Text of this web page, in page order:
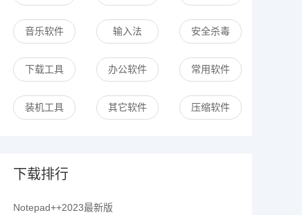
音乐软件 输入法 安全杀毒
下载工具 办公软件 常用软件
装机工具 其它软件 压缩软件
下载排行
Notepad++2023最新版